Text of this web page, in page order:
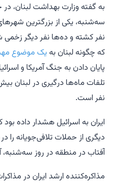
به گفته وزارت بهداشت لبنان،
سه‌شنبه، یکی از بزرگترین
نفر کشته و ده‌ها نفر دیگر
که چگونه لبنان به یک موضوع
پایان دادن به جنگ آمریکا و
نفر است.
ایران به اسرائیل هشدار داده
دیگری از حملات تلافی‌جویانه
آفتاب در منطقه در روز سه‌شنبه،
مذاکره‌کننده ارشد ایران در